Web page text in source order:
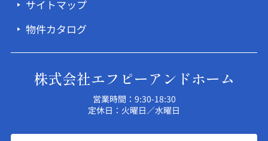
サイトマップ
物件カタログ
株式会社エフピーアンドホーム
営業時間：9:30-18:30
定休日：火曜日／水曜日